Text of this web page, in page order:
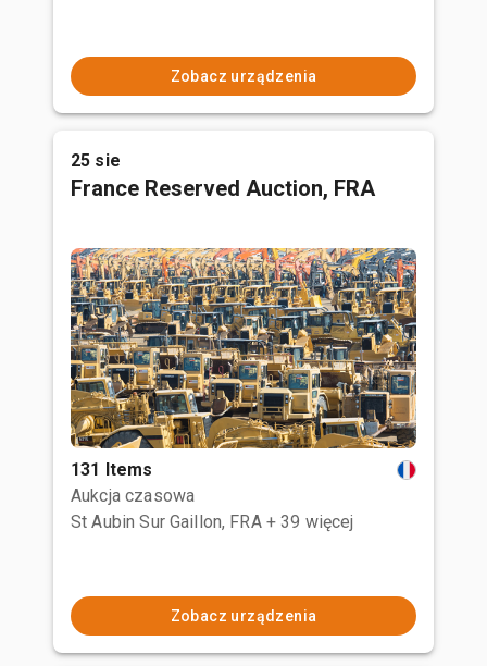
Zobacz urządzenia
25 sie
France Reserved Auction, FRA
131 Items
Aukcja czasowa
St Aubin Sur Gaillon, FRA + 39 więcej
Zobacz urządzenia